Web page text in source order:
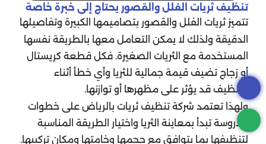
تنظيف ثريات الفلل والقصور يحتاج إلى خبرة خاصة
تتميز ثريات الفلل والقصور بتصاميمها الكبيرة وتفاصيلها
الدقيقة ولذلك لا يمكن التعامل معها بالطريقة نفسها
المستخدمة مع الثريات الصغيرة. فكل قطعة كريستال
أو زجاج تضيف قيمة جمالية للثريا وأي خطأ أثناء
التنظيف قد يؤثر على مظهرها أو توازنها.
ولهذا تعتمد شركة تنظيف ثريات بالرياض على خطوات
مدروسة تبدأ بمعاينة الثريا واختيار الطريقة المناسبة
لتنظيفها بما يتوافق مع حجمها وخامتها ومكان تركيبها.